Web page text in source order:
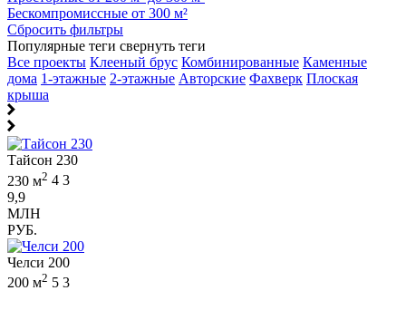
Бескомпромиссные от 300 м²
Сбросить фильтры
Популярные теги свернуть теги
Все проекты Клееный брус Комбинированные Каменные
дома 1-этажные 2-этажные Авторские Фахверк Плоская
крыша
Тайсон 230
230 м2 4 3
9,9
МЛН
РУБ.
Челси 200
200 м2 5 3